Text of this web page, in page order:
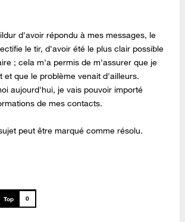
d'avoir répondu à mes messages, le
le tir, d'avoir été le plus clair possible
; cela m'a permis de m'assurer que je
et que le problème venait d'ailleurs.
aujourd'hui, je vais pouvoir importé
de mes contacts.
peut être marqué comme résolu.
0